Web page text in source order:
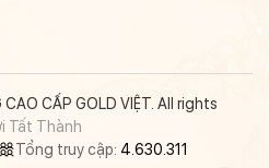
CẤP GOLD VIỆT. All rights
Tất Thành
Tổng truy cập: 4.630.311